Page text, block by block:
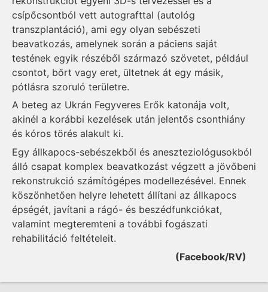
csípőcsontból vett autografttal (autológ
transzplantáció), ami egy olyan sebészeti
beavatkozás, amelynek során a páciens saját
testének egyik részéből származó szövetet, például
csontot, bőrt vagy eret, ültetnek át egy másik,
pótlásra szoruló területre.
A beteg az Ukrán Fegyveres Erők katonája volt,
akinél a korábbi kezelések után jelentős csonthiány
és kóros törés alakult ki.
Egy állkapocs-sebészekből és aneszteziológusokból
álló csapat komplex beavatkozást végzett a jövőbeni
rekonstrukció számítógépes modellezésével. Ennek
köszönhetően helyre lehetett állítani az állkapocs
épségét, javítani a rágó- és beszédfunkciókat,
valamint megteremteni a további fogászati
rehabilitáció feltételeit.
(Facebook/RV)